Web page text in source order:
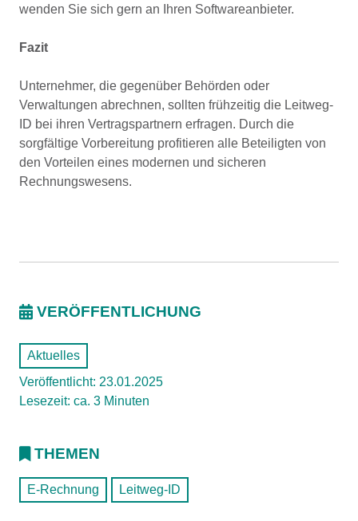
wenden Sie sich gern an Ihren Softwareanbieter.
Fazit
Unternehmer, die gegenüber Behörden oder
Verwaltungen abrechnen, sollten frühzeitig die Leitweg-
ID bei ihren Vertragspartnern erfragen. Durch die
sorgfältige Vorbereitung profitieren alle Beteiligten von
den Vorteilen eines modernen und sicheren
Rechnungswesens.
VERÖFFENTLICHUNG
Aktuelles
Veröffentlicht: 23.01.2025
Lesezeit: ca. 3 Minuten
THEMEN
E-Rechnung Leitweg-ID